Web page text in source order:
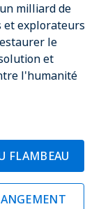
milliard de
et explorateurs
le
et
l'humanité
FLAMBEAU